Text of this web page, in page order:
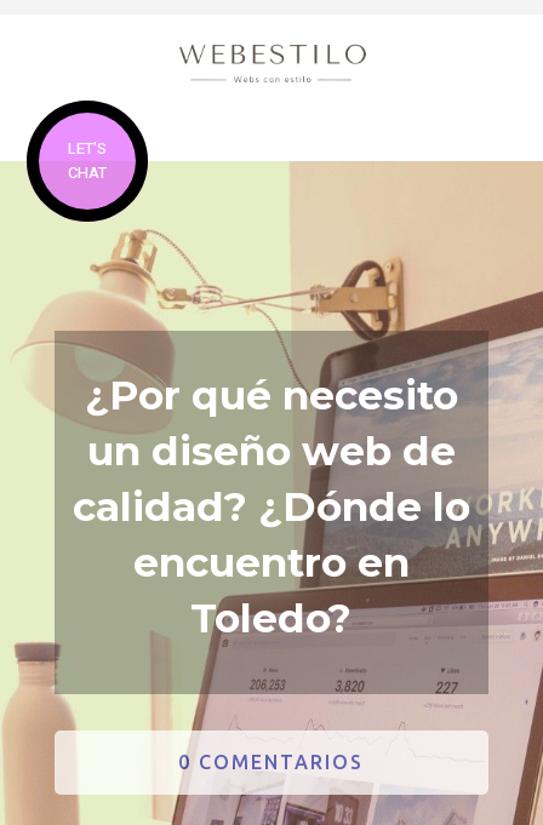
LET'S
CHAT
¿Por qué necesito
un diseño web de
calidad? ¿Dónde lo
encuentro en
Toledo?
0 COMENTARIOS